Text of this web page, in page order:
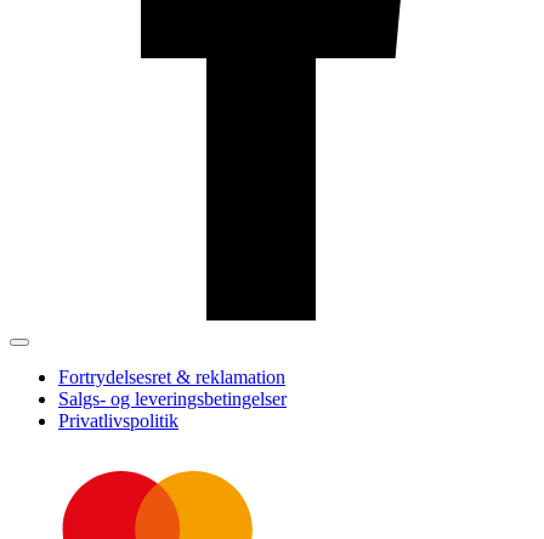
Fortrydelsesret & reklamation
Salgs- og leveringsbetingelser
Privatlivspolitik